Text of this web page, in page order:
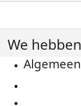
We
Algemeen